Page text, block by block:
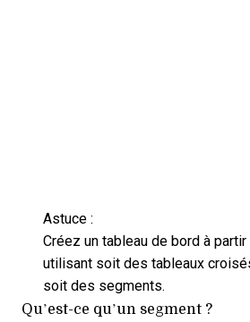
Astuce :
Créez un tableau de bord à
utilisant soit des tableaux
soit des segments.
Qu’est-ce qu’un segment ?